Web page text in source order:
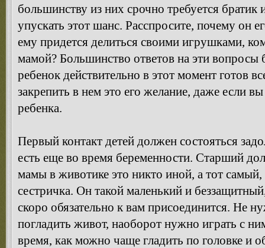
большинству из них срочно требуется
упускать этот шанс. Расспросите, почему он
ему придется делиться своими игрушками,
мамой? Большинство ответов на эти вопросы
ребенок действительно в этот момент готов
закрепить в нем это его желание, даже если
ребенка.
Первый контакт детей должен состояться
есть еще во время беременности. Старший
мамы в животике это никто иной, а тот
сестричка. Он такой маленький и
скоро обязательно к вам присоединится. Не
погладить живот, наоборот нужно играть с
время, как можно чаще гладить по головке и